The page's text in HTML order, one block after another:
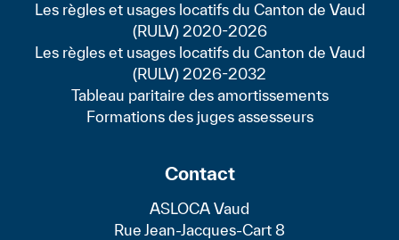
Les règles et usages locatifs du Canton de Vaud
(RULV) 2020-2026
Les règles et usages locatifs du Canton de Vaud
(RULV) 2026-2032
Tableau paritaire des amortissements
Formations des juges assesseurs
Contact
ASLOCA Vaud
Rue Jean-Jacques-Cart 8